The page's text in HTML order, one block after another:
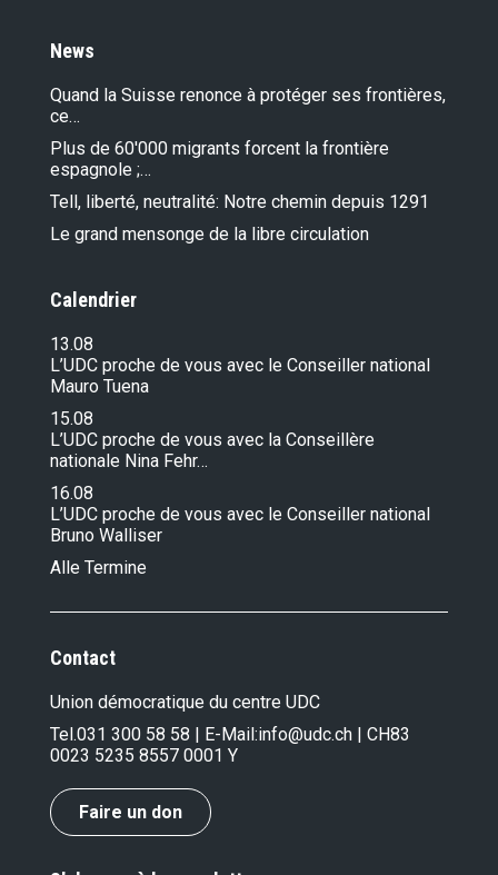
News
Quand la Suisse renonce à protéger ses frontières,
ce…
Plus de 60'000 migrants forcent la frontière
espagnole ;…
Tell, liberté, neutralité: Notre chemin depuis 1291
Le grand mensonge de la libre circulation
Calendrier
13.08
L’UDC proche de vous avec le Conseiller national
Mauro Tuena
15.08
L’UDC proche de vous avec la Conseillère
nationale Nina Fehr…
16.08
L’UDC proche de vous avec le Conseiller national
Bruno Walliser
Alle Termine
Contact
Union démocratique du centre UDC
Tel.031 300 58 58 | E-Mail:info@udc.ch | CH83
0023 5235 8557 0001 Y
Faire un don